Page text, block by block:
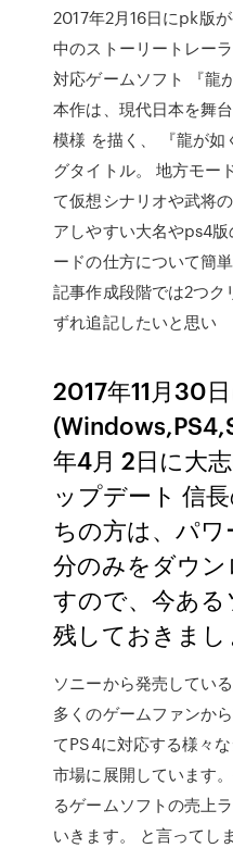
2017年2月16日にpk版
中のストーリートレー
対応ゲームソフト 『龍
本作は、現代日本を舞
模様 を描く、 『龍が
グタイトル。 地方モー
て仮想シナリオや武将
アしやすい大名やps4
ードの仕方について簡
記事作成段階では2つ
ずれ追記したいと思い
2017年11月30
年4月 2日に大
ップデート 信
ちの方は、パ
分のみをダウン
すので、今あ
残しておきまし
ソニーから発売してい
多くのゲームファンか
てPS4に対応する様々
市場に展開しています
るゲームソフトの売上
いきます。 と言ってし